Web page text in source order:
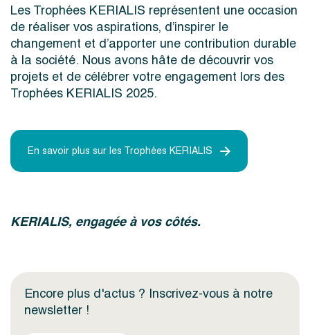
Les Trophées KERIALIS représentent une occasion
de réaliser vos aspirations, d’inspirer le
changement et d’apporter une contribution durable
à la société. Nous avons hâte de découvrir vos
projets et de célébrer votre engagement lors des
Trophées KERIALIS 2025.
En savoir plus sur les Trophées KERIALIS
KERIALIS, engagée à vos côtés.
Encore plus d'actus ? Inscrivez-vous à notre
newsletter !